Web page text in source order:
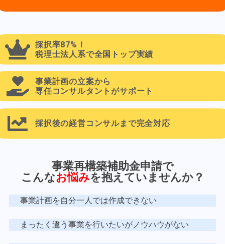
採択率87%！
税理士法人系で全国トップ実績
事業計画の立案から
専任コンサルタントがサポート
採択後の経営コンサルまで完全対応
事業再構築補助金申請で
こんなお悩みを抱えていませんか？
事業計画を自分一人では作成できない
まったく違う事業を行いたいがノウハウがない